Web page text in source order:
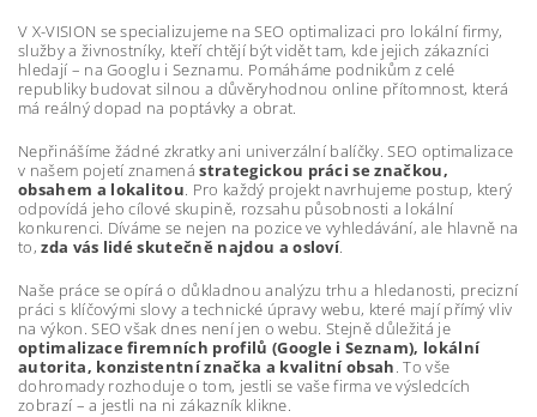
V X-VISION se specializujeme na SEO optimalizaci pro lokální firmy,
služby a živnostníky, kteří chtějí být vidět tam, kde jejich zákazníci
hledají – na Googlu i Seznamu. Pomáháme podnikům z celé
republiky budovat silnou a důvěryhodnou online přítomnost, která
má reálný dopad na poptávky a obrat.
Nepřinášíme žádné zkratky ani univerzální balíčky. SEO optimalizace
v našem pojetí znamenástrategickou práci se značkou,
obsahem a lokalitou. Pro každý projekt navrhujeme postup, který
odpovídá jeho cílové skupině, rozsahu působnosti a lokální
konkurenci. Díváme se nejen na pozice ve vyhledávání, ale hlavně na
to,zda vás lidé skutečně najdou a osloví.
Naše práce se opírá o důkladnou analýzu trhu a hledanosti, precizní
práci s klíčovými slovy a technické úpravy webu, které mají přímý vliv
na výkon. SEO však dnes není jen o webu. Stejně důležitá je
optimalizace firemních profilů (Google i Seznam), lokální
autorita, konzistentní značka a kvalitní obsah. To vše
dohromady rozhoduje o tom, jestli se vaše firma ve výsledcích
zobrazí – a jestli na ni zákazník klikne.